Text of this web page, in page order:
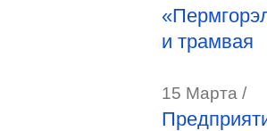
и трамвая
15 Марта /